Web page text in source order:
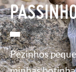
Pezinhos